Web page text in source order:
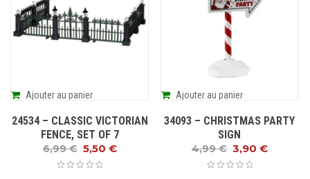
Ajouter au panier
24534 – CLASSIC VICTORIAN
FENCE, SET OF 7
6,99€ 5,50 €
Ajouter au panier
34093 – CHRISTMAS PARTY
SIGN
4,99€ 3,90 €